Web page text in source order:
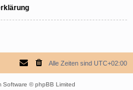
Alle Zeiten sind UTC+02:00
Software © phpBB Limited